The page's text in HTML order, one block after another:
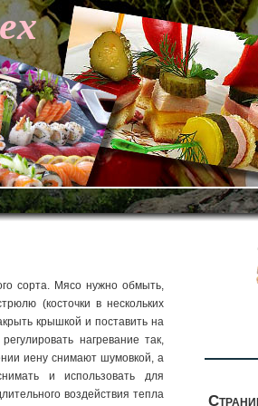
сорта. Мясо нужно обмыть,
(косточки в нескольких
крышкой и поставить на
нагревание так,
иену снимают шумов­кой, а
и использовать для
воздей­ствия тепла